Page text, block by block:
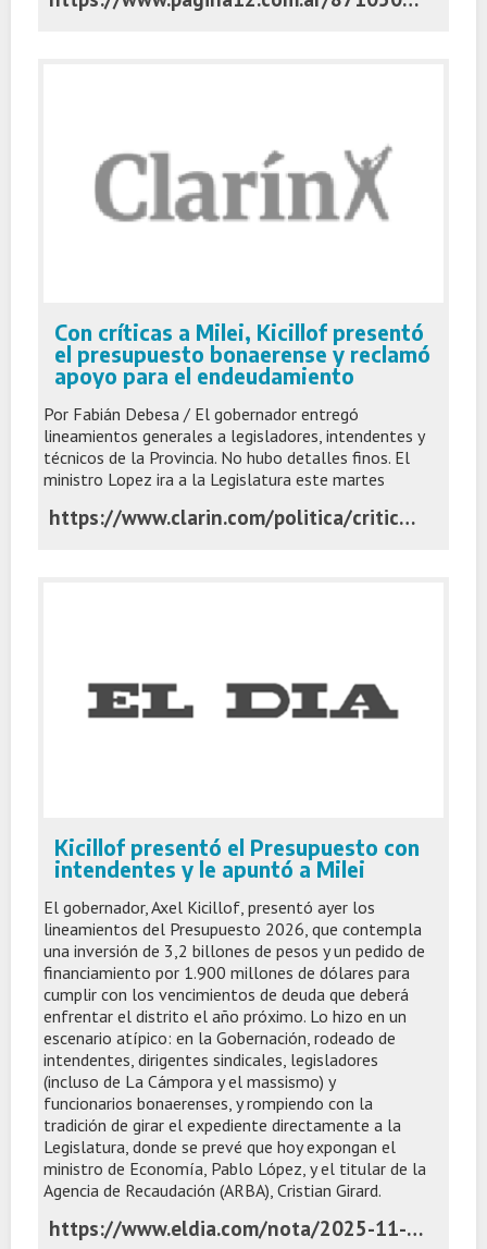
Con críticas a Milei, Kicillof presentó
el presupuesto bonaerense y reclamó
apoyo para el endeudamiento
Por Fabián Debesa / El gobernador entregó
lineamientos generales a legisladores, intendentes y
técnicos de la Provincia. No hubo detalles finos. El
ministro Lopez ira a la Legislatura este martes
https://www.clarin.com/politica/criticas-milei-kicillof-presento-presupuesto-bonaerense-reclamo-apoyo-endeudamiento_0_M7TVgZJaYq.html
Kicillof presentó el Presupuesto con
intendentes y le apuntó a Milei
El gobernador, Axel Kicillof, presentó ayer los
lineamientos del Presupuesto 2026, que contempla
una inversión de 3,2 billones de pesos y un pedido de
financiamiento por 1.900 millones de dólares para
cumplir con los vencimientos de deuda que deberá
enfrentar el distrito el año próximo. Lo hizo en un
escenario atípico: en la Gobernación, rodeado de
intendentes, dirigentes sindicales, legisladores
(incluso de La Cámpora y el massismo) y
funcionarios bonaerenses, y rompiendo con la
tradición de girar el expediente directamente a la
Legislatura, donde se prevé que hoy expongan el
ministro de Economía, Pablo López, y el titular de la
Agencia de Recaudación (ARBA), Cristian Girard.
https://www.eldia.com/nota/2025-11-4-2-49-51-kicillof-presento-el-presupuesto-con-intendentes-y-le-apunto-a-milei-politica-y-economia